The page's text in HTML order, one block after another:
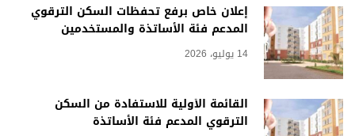
إعلان خاص برفع تحفظات السكن الترقوي
المدعم فئة الأساتذة والمستخدمين
14 يوليو، 2026
القائمة الأولية للاستفادة من السكن
الترقوي المدعم فئة الأساتذة